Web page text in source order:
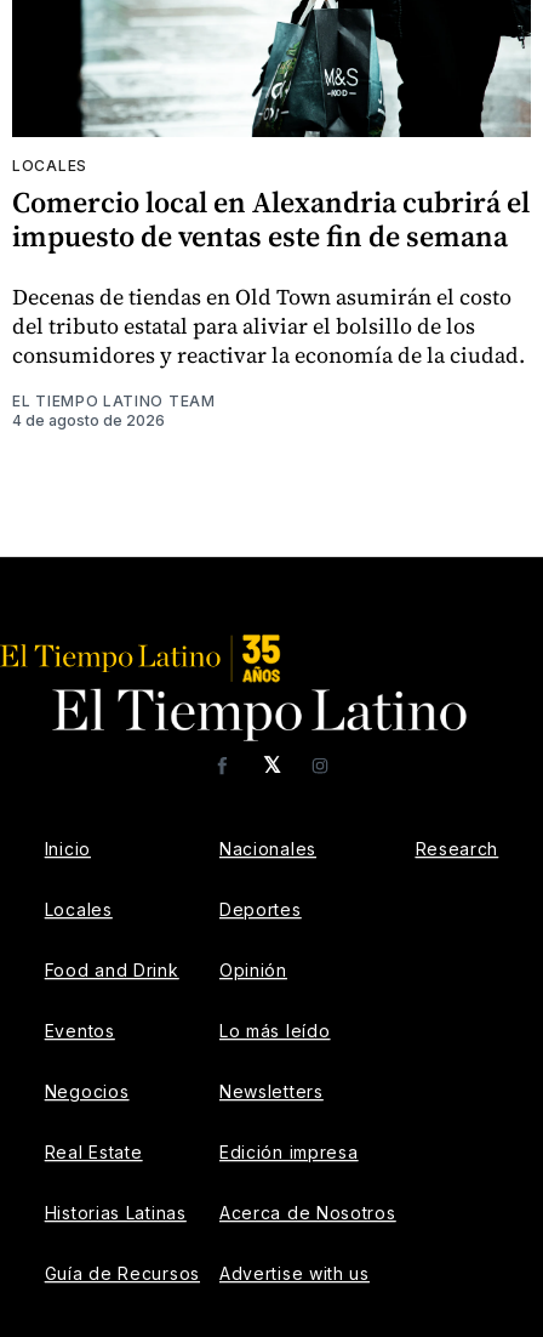
LOCALES
Comercio local en Alexandria cubrirá el
impuesto de ventas este fin de semana
Decenas de tiendas en Old Town asumirán el costo
del tributo estatal para aliviar el bolsillo de los
consumidores y reactivar la economía de la ciudad.
EL TIEMPO LATINO TEAM
4 de agosto de 2026
𝕏
FacebookInstagram
Inicio
Locales
Food and Drink
Eventos
Negocios
Real Estate
Historias Latinas
Guía de Recursos
Nacionales
Deportes
Opinión
Lo más leído
Newsletters
Edición impresa
Acerca de Nosotros
Advertise with us
Research